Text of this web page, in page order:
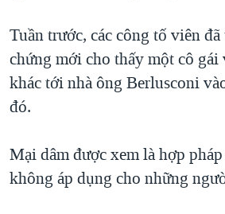
Tuần trước, các công tố viên
chứng mới cho thấy một cô
khác tới nhà ông Berlusconi
đó.
Mại dâm được xem là hợp
không áp dụng cho những